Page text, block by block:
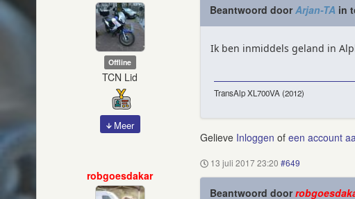
Offline
TCN Lid
Meer
Beantwoord doorArjan-TA in
Ik ben inmiddels geland in
TransAlp XL700VA (2012)
Gelieve Inloggen of een account
robgoesdakar
13 juli 2017 23:20 #649
Beantwoord door